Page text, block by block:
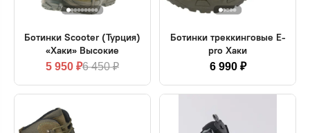
Ботинки Scooter (Турция)
«Хаки» Высокие
5 950 ₽6 450 ₽
Ботинки треккинговые E-
pro Хаки
6 990 ₽